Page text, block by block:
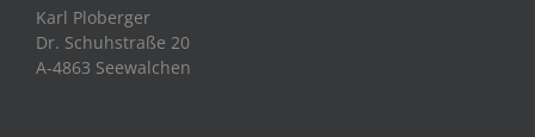
Karl Ploberger
Dr. Schuhstraße 20
A-4863 Seewalchen